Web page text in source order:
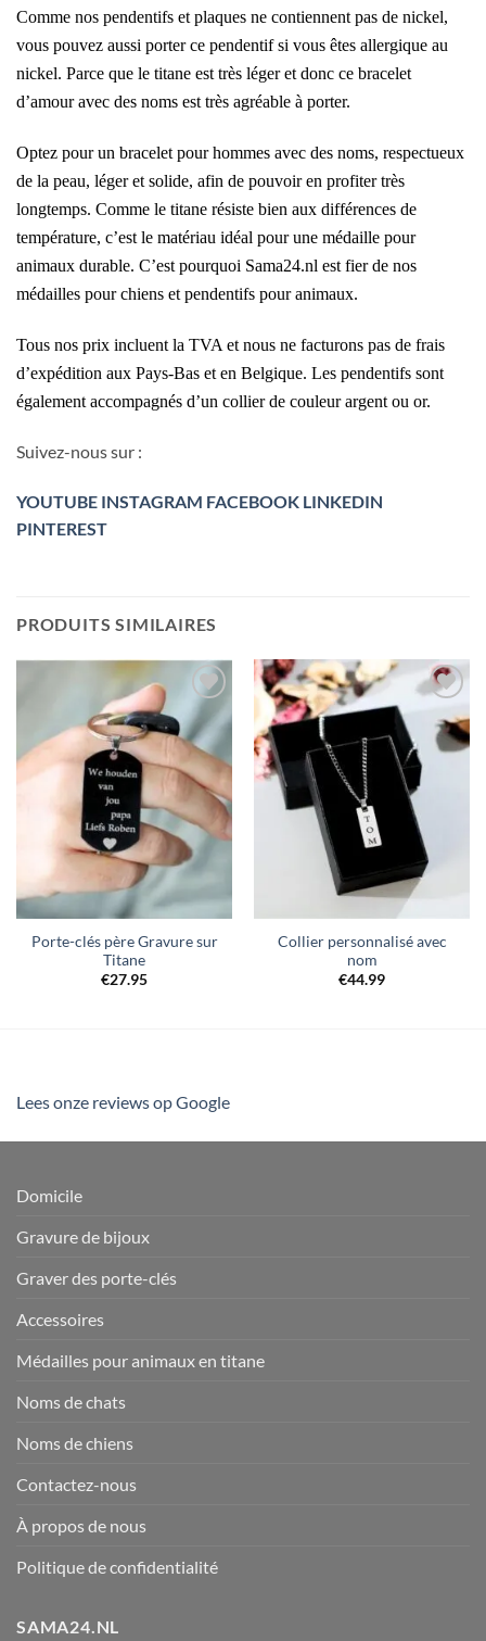
Comme nos pendentifs et plaques ne contiennent pas de nickel,
vous pouvez aussi porter ce pendentif si vous êtes allergique au
nickel. Parce que le titane est très léger et donc ce bracelet
d’amour avec des noms est très agréable à porter.
Optez pour un bracelet pour hommes avec des noms, respectueux
de la peau, léger et solide, afin de pouvoir en profiter très
longtemps. Comme le titane résiste bien aux différences de
température, c’est le matériau idéal pour une médaille pour
animaux durable. C’est pourquoi Sama24.nl est fier de nos
médailles pour chiens et pendentifs pour animaux.
Tous nos prix incluent la TVA et nous ne facturons pas de frais
d’expédition aux Pays-Bas et en Belgique. Les pendentifs sont
également accompagnés d’un collier de couleur argent ou or.
Suivez-nous sur :
YOUTUBE INSTAGRAM FACEBOOK LINKEDIN
PINTEREST
PRODUITS SIMILAIRES
Ajouter
à la liste
de
souhaits
Porte-clés père Gravure sur
Titane
€27.95
Ajouter
à la liste
de
souhaits
Collier personnalisé avec
nom
€44.99
Lees onze reviews op Google
Domicile
Gravure de bijoux
Graver des porte-clés
Accessoires
Médailles pour animaux en titane
Noms de chats
Noms de chiens
Contactez-nous
À propos de nous
Politique de confidentialité
SAMA24.NL